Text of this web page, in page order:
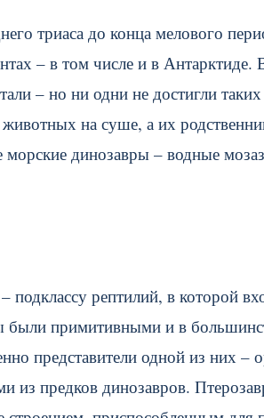
триаса до конца мелового
– в том числе и в Антарктиде.
– но ни одни не достигли
на суше, а их
динозавры – водные
подклассу рептилий, в которой
были примитивными и в
представители одной из них –
из предков динозавров.